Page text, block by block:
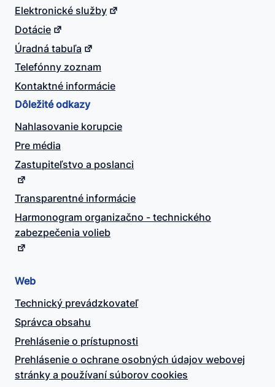
Elektronické služby
Dotácie
Úradná tabuľa
Telefónny zoznam
Kontaktné informácie
Dôležité odkazy
Nahlasovanie korupcie
Pre média
Zastupiteľstvo a poslanci
Transparentné informácie
Harmonogram organizačno - technického
zabezpečenia volieb
Web
Technický prevádzkovateľ
Správca obsahu
Prehlásenie o prístupnosti
Prehlásenie o ochrane osobných údajov webovej
stránky a používaní súborov cookies